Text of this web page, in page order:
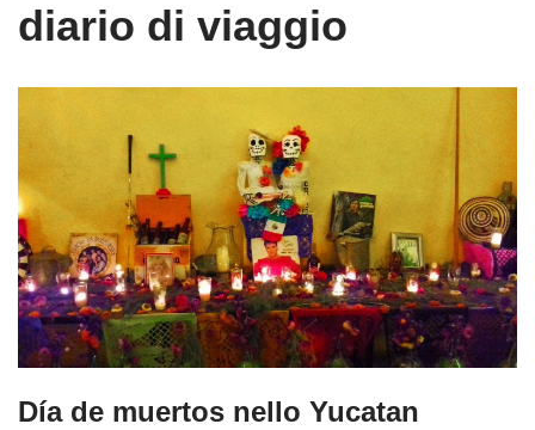
diario di viaggio
Día de muertos nello Yucatan